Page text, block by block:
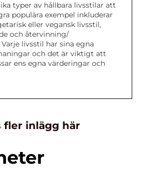
typer av hållbara livsstilar att
populära exempel inkluderar
eller vegansk livsstil,
och återvinning/
livsstil har sina egna
och det är viktigt att
ens egna värderingar och
fler inlägg här